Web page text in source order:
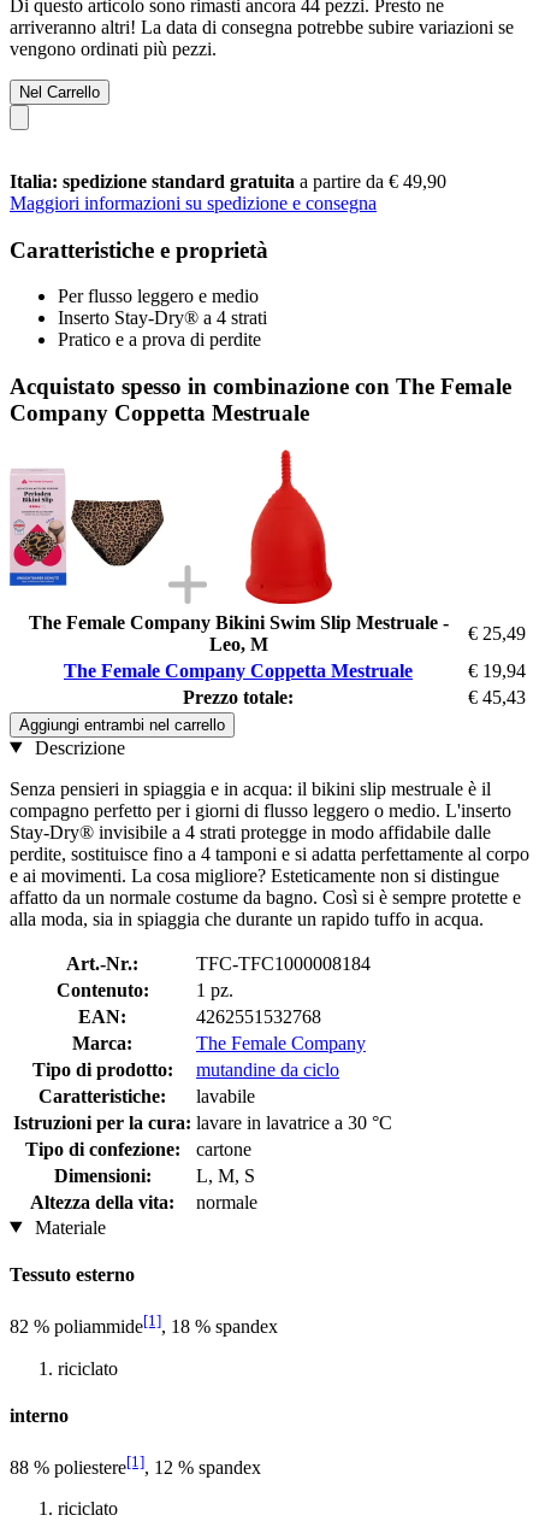
Di questo articolo sono rimasti ancora 44 pezzi. Presto ne
arriveranno altri! La data di consegna potrebbe subire variazioni se
vengono ordinati più pezzi.
Nel Carrello
Italia: spedizione standard gratuita a partire da € 49,90
Maggiori informazioni su spedizione e consegna
Caratteristiche e proprietà
Per flusso leggero e medio
Inserto Stay-Dry® a 4 strati
Pratico e a prova di perdite
Acquistato spesso in combinazione con The Female
Company Coppetta Mestruale
The Female Company Bikini Swim Slip Mestruale -
Leo, M
€ 25,49
The Female Company Coppetta Mestruale
€ 19,94
Prezzo totale:
€ 45,43
Aggiungi entrambi nel carrello
Descrizione
Senza pensieri in spiaggia e in acqua: il bikini slip mestruale è il
compagno perfetto per i giorni di flusso leggero o medio. L'inserto
Stay-Dry® invisibile a 4 strati protegge in modo affidabile dalle
perdite, sostituisce fino a 4 tamponi e si adatta perfettamente al corpo
e ai movimenti. La cosa migliore? Esteticamente non si distingue
affatto da un normale costume da bagno. Così si è sempre protette e
alla moda, sia in spiaggia che durante un rapido tuffo in acqua.
Art.-Nr.:
TFC-TFC1000008184
Contenuto:
1 pz.
EAN:
4262551532768
Marca:
The Female Company
Tipo di prodotto:
mutandine da ciclo
Caratteristiche:
lavabile
Istruzioni per la cura: lavare in lavatrice a 30 °C
Tipo di confezione:
cartone
Dimensioni:
L, M, S
Altezza della vita:
normale
Materiale
Tessuto esterno
82 % poliammide[1], 18 % spandex
riciclato
interno
88 % poliestere[1], 12 % spandex
riciclato